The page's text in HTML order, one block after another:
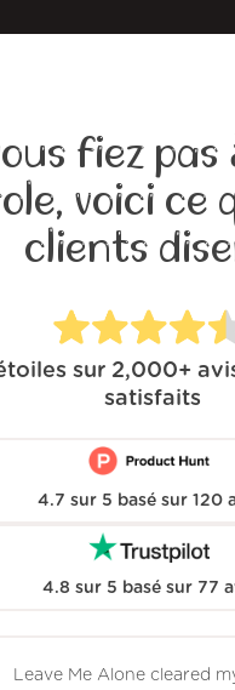
fiez
voici ce
clients
sur 2,000+
satisfaits
4.7 sur 5 basé sur 120
4.8 sur 5 basé sur 77
Leave Me Alone cleared